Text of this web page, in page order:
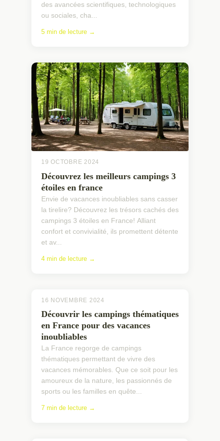
des avancées scientifiques, technologiques
ou sociales, cha...
5 min de lecture →
19 OCTOBRE 2024
Découvrez les meilleurs campings 3
étoiles en france
Envie de vacances inoubliables sans casser
la tirelire? Découvrez les trésors cachés des
campings 3 étoiles en France! Alliant
confort et convivialité, ils promettent détente
et av...
4 min de lecture →
16 NOVEMBRE 2024
Découvrir les campings thématiques
en France pour des vacances
inoubliables
La France regorge de campings
thématiques permettant de vivre des
vacances mémorables. Que ce soit pour les
amoureux de la nature, les passionnés de
sports ou les familles en quête...
7 min de lecture →